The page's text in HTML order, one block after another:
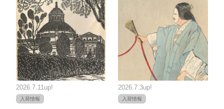
2026.7.11up!
入荷情報
2026.7.3up!
入荷情報